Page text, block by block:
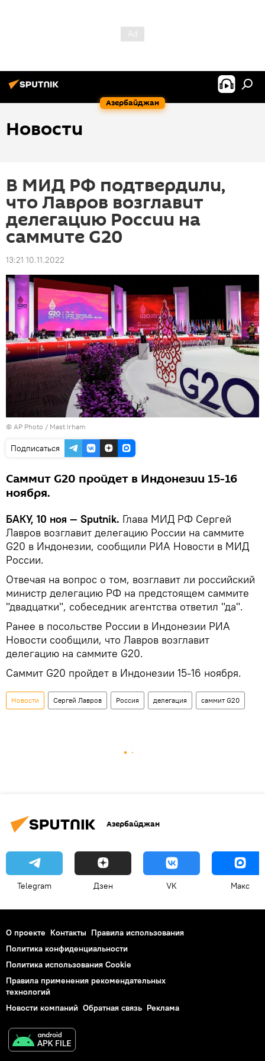
Азербайджан
Новости
В МИД РФ подтвердили,
что Лавров возглавит
делегацию России на
саммите G20
13:21 10.11.2022
© AP Photo / Mast Irham
Подписаться
Саммит G20 пройдет в Индонезии 15-16
ноября.
БАКУ, 10 ноя — Sputnik. Глава МИД РФ Сергей
Лавров возглавит делегацию России на саммите
G20 в Индонезии, сообщили РИА Новости в МИД
России.
Отвечая на вопрос о том, возглавит ли российский
министр делегацию РФ на предстоящем саммите
"двадцатки", собеседник агентства ответил "да".
Ранее в посольстве России в Индонезии РИА
Новости сообщили, что Лавров возглавит
делегацию на саммите G20.
Саммит G20 пройдет в Индонезии 15-16 ноября.
Новости Сергей Лавров Россия делегация саммит G20
Азербайджан
Telegram Дзен VK Макс
О проекте Контакты Правила использования
Политика конфиденциальности
Политика использования Cookie
Правила применения рекомендательных
технологий
Новости компаний Обратная связь Реклама